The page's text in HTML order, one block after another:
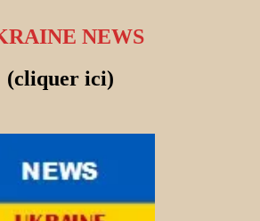
NEWS
(cliquer ici)